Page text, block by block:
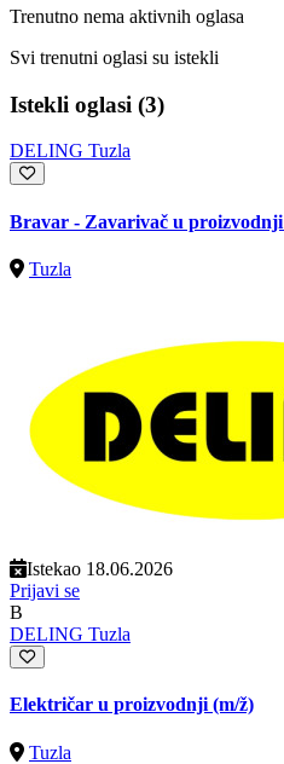
Trenutno nema aktivnih oglasa
Svi trenutni oglasi su istekli
Istekli oglasi (3)
DELING Tuzla
Bravar - Zavarivač u proizvodnji
Tuzla
Istekao 18.06.2026
Prijavi se
B
DELING Tuzla
Električar u proizvodnji (m/ž)
Tuzla